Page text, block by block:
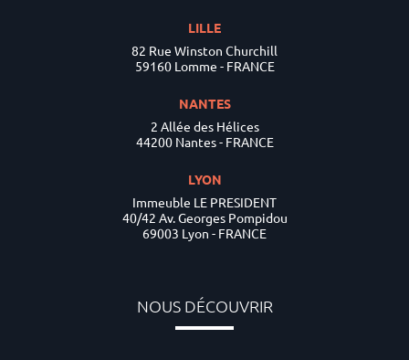
LILLE
82 Rue Winston Churchill
59160 Lomme - FRANCE
NANTES
2 Allée des Hélices
44200 Nantes - FRANCE
LYON
Immeuble LE PRESIDENT
40/42 Av. Georges Pompidou
69003 Lyon - FRANCE
NOUS DÉCOUVRIR